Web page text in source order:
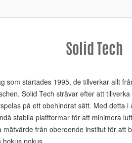
Solid Tech
som startades 1995, de tillverkar allt
Solid Tech strävar efter att
på ett obehindrat sätt. Med detta
stabila plattformar för att minimera
från oberoende institut för att